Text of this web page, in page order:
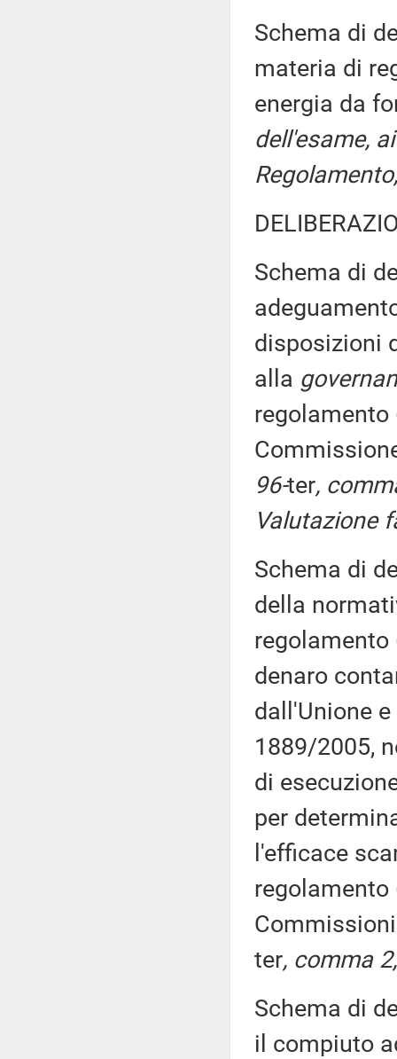
Schema di
materia di
energia da
dell'esame,
Schema di
disposizioni
alla
regolamento
96-ter,
Valutazione
Schema di
della
denaro
dall'Unione
1889/2005,
di
per
l'efficace
regolamento
ter, comma
Schema di
il compiuto